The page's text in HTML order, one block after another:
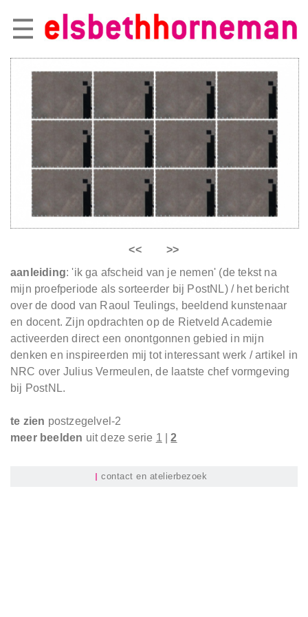
<<
>>
aanleiding: 'ik ga afscheid van je nemen' (de tekst na
mijn proefperiode als sorteerder bij PostNL) / het bericht
over de dood van Raoul Teulings, beeldend kunstenaar
en docent. Zijn opdrachten op de Rietveld Academie
activeerden direct een onontgonnen gebied in mijn
denken en inspireerden mij tot interessant werk / artikel in
NRC over Julius Vermeulen, de laatste chef vormgeving
bij PostNL.
te zien postzegelvel-2
meer beelden uit deze serie 1 |2
contact en atelierbezoek